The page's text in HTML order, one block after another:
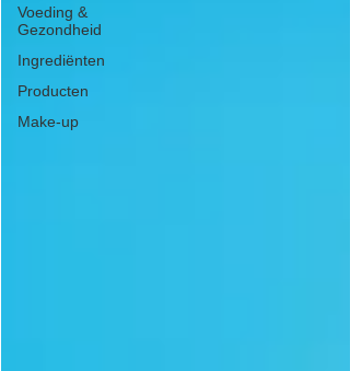
Voeding &
Gezondheid
Ingrediënten
Producten
Make-up